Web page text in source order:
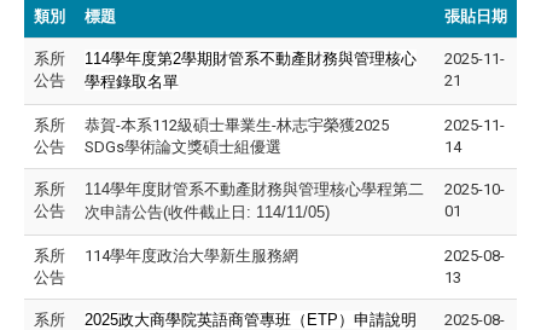
類別 標題 張貼日期
系所
公告
114學年度第2學期財管系不動產財務與管理核心
學程錄取名單
2025-11-
21
系所
公告
恭賀-本系112級碩士畢業生-林志宇榮獲2025
SDGs學術論文獎碩士組優選
2025-11-
14
系所
公告
114學年度財管系不動產財務與管理核心學程第二
次申請公告(收件截止日: 114/11/05)
2025-10-
01
系所
公告
114學年度政治大學新生服務網
2025-08-
13
系所
2025政大商學院英語商管專班（ETP）申請說明
2025-08-